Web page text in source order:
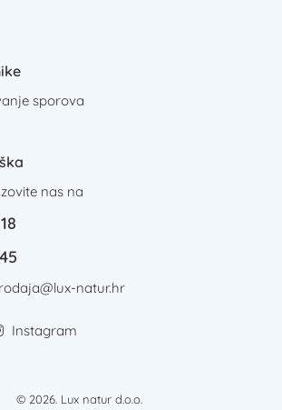
sporova
nas na
natur.hr
Instagram
© 2026. Lux natur d.o.o.